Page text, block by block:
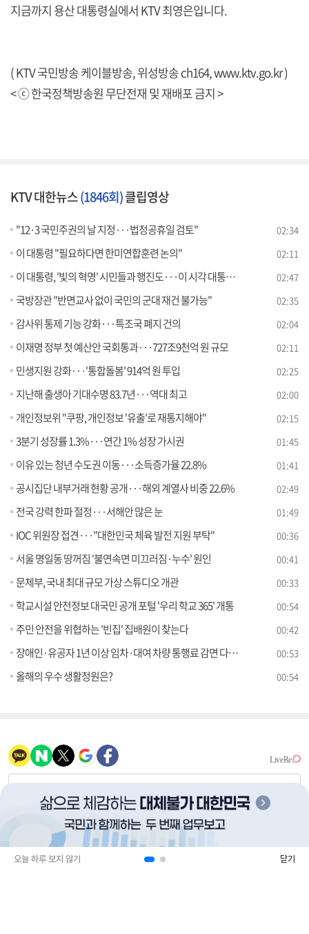
오늘 하루 보지 않기 닫기
지금까지 용산 대통령실에서 KTV 최영은입니다.
( KTV 국민방송 케이블방송, 위성방송 ch164,www.ktv.go.kr)
< ⓒ 한국정책방송원 무단전재 및 재배포 금지 >
KTV 대한뉴스(1846회)클립영상
"12·3 국민주권의 날 지정···법정공휴일 검토" 02:34
이 대통령 "필요하다면 한미연합훈련 논의" 02:11
이 대통령, '빛의 혁명' 시민들과 행진도···이 시각 대통령실 02:47
국방장관 "반면교사 없이 국민의 군대 재건 불가능" 02:35
감사위 통제 기능 강화···특조국 폐지 건의 02:04
이재명 정부 첫 예산안 국회통과···727조9천억 원 규모 02:11
민생지원 강화···'통합돌봄' 914억 원 투입 02:25
지난해 출생아 기대수명 83.7년···역대 최고 02:00
개인정보위 "쿠팡, 개인정보 '유출'로 재통지해야" 02:15
3분기 성장률 1.3%···연간 1% 성장 가시권 01:45
이유 있는 청년 수도권 이동···소득증가율 22.8% 01:41
공시집단 내부거래 현황 공개···해외 계열사 비중 22.6% 02:49
전국 강력 한파 절정···서해안 많은 눈 01:49
IOC 위원장 접견···"대한민국 체육 발전 지원 부탁" 00:36
서울 명일동 땅꺼짐 '불연속면 미끄러짐·누수' 원인 00:41
문체부, 국내 최대 규모 가상 스튜디오 개관 00:33
학교시설 안전정보 대국민 공개 포털 '우리 학교 365' 개통 00:54
주민 안전을 위협하는 '빈집' 집배원이 찾는다 00:42
장애인·유공자 1년 이상 임차·대여 차량 통행료 감면 다자녀 가구 주말·공휴일 통행료 할인 도입 00:53
올해의 우수 생활정원은? 00:54